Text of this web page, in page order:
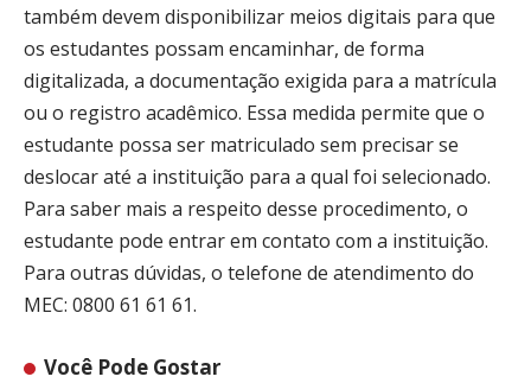
também devem disponibilizar meios digitais para que
os estudantes possam encaminhar, de forma
digitalizada, a documentação exigida para a matrícula
ou o registro acadêmico. Essa medida permite que o
estudante possa ser matriculado sem precisar se
deslocar até a instituição para a qual foi selecionado.
Para saber mais a respeito desse procedimento, o
estudante pode entrar em contato com a instituição.
Para outras dúvidas, o telefone de atendimento do
MEC: 0800 61 61 61.
Você Pode Gostar